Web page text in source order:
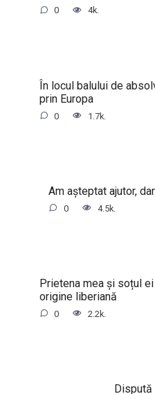
0 4k.
În locul balului de
prin Europa
0 1.7k.
Am așteptat ajutor,
0 4.5k.
Prietena mea și soțul
origine liberiană
0 2.2k.
Dispută